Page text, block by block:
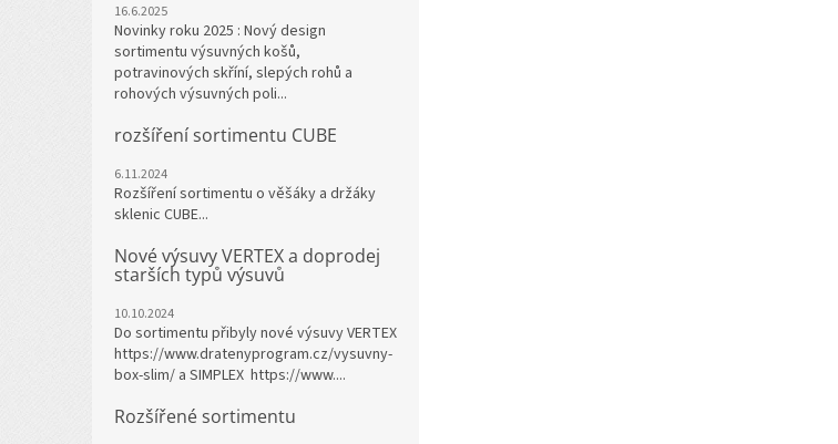
16.6.2025
Novinky roku 2025 : Nový design
sortimentu výsuvných košů,
potravinových skříní, slepých rohů a
rohových výsuvných poli...
rozšíření sortimentu CUBE
6.11.2024
Rozšíření sortimentu o věšáky a držáky
sklenic CUBE...
Nové výsuvy VERTEX a doprodej
starších typů výsuvů
10.10.2024
Do sortimentu přibyly nové výsuvy VERTEX
https://www.dratenyprogram.cz/vysuvny-
box-slim/ a SIMPLEX https://www....
Rozšířené sortimentu